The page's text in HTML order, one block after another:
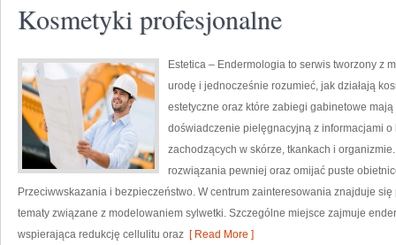
Kosmetyki profesjonalne
Estetica – Endermologia to serwis tworzony z
urodę i jednocześnie rozumieć, jak działają
estetyczne oraz które zabiegi gabinetowe mają
doświadczenie pielęgnacyjną z informacjami
zachodzących w skórze, tkankach i
rozwiązania pewniej oraz omijać puste
Przeciwwskazania i bezpieczeństwo. W centrum zainteresowania znajduje
tematy związane z modelowaniem sylwetki. Szczególne miejsce zajmuje
wspierająca redukcję cellulitu oraz [ Read More ]